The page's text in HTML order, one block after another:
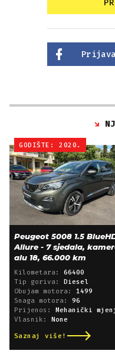
Prijava
GODIŠTE: 2020.
Peugeot 5008 1.5
Allure - 7 sjedala,
alu 18, 66.000 km
Kilometara: 66400
Tip goriva: Diesel
Obujam motora: 1499
Snaga motora: 96
Prijenos: Mehanički mjenjač
Vlasnik: None
Saznaj više!